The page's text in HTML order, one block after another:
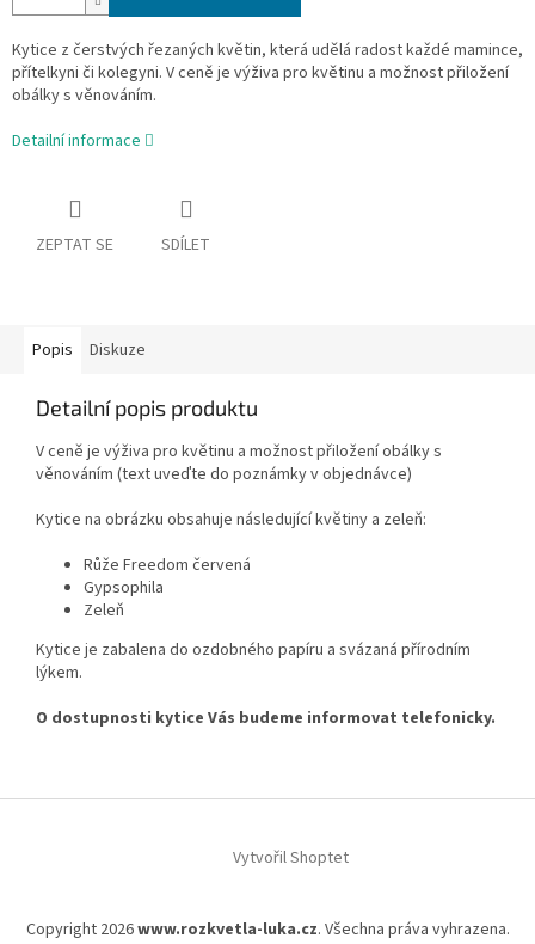
Kytice z čerstvých řezaných květin, která udělá radost každé mamince,
přítelkyni či kolegyni. V ceně je výživa pro květinu a možnost přiložení
obálky s věnováním.
Detailní informace
ZEPTAT SE SDÍLET
Popis Diskuze
Detailní popis produktu
V ceně je výživa pro květinu a možnost přiložení obálky s
věnováním (text uveďte do poznámky v objednávce)
Kytice na obrázku obsahuje následující květiny a zeleň:
Růže Freedom červená
Gypsophila
Zeleň
Kytice je zabalena do ozdobného papíru a svázaná přírodním
lýkem.
O dostupnosti kytice Vás budeme informovat telefonicky.
Vytvořil Shoptet
Copyright 2026www.rozkvetla-luka.cz. Všechna práva vyhrazena.